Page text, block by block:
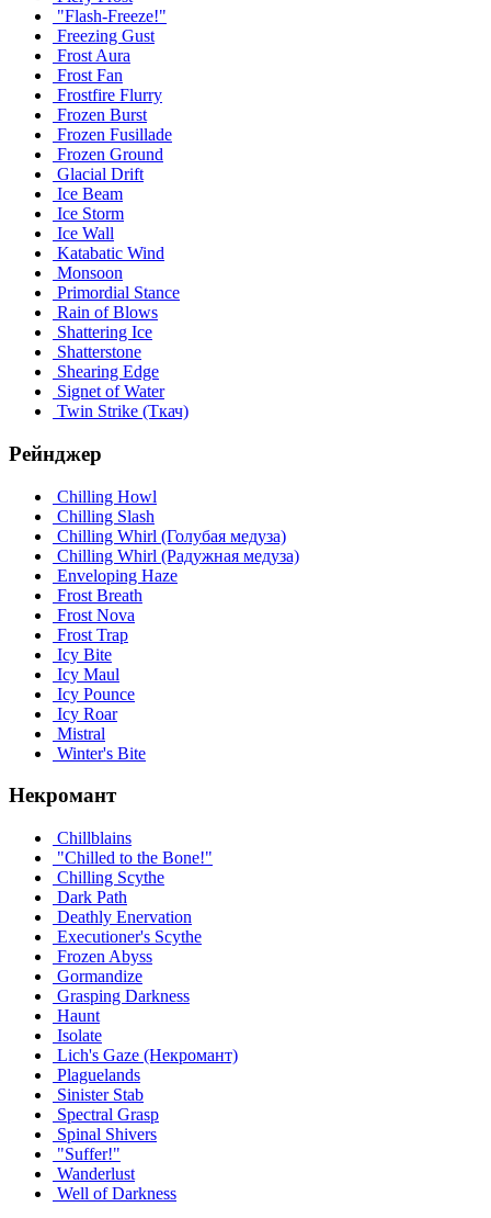
"Flash-Freeze!"
Freezing Gust
Frost Aura
Frost Fan
Frostfire Flurry
Frozen Burst
Frozen Fusillade
Frozen Ground
Glacial Drift
Ice Beam
Ice Storm
Ice Wall
Katabatic Wind
Monsoon
Primordial Stance
Rain of Blows
Shattering Ice
Shatterstone
Shearing Edge
Signet of Water
Twin Strike (Ткач)
Рейнджер
Chilling Howl
Chilling Slash
Chilling Whirl (Голубая медуза)
Chilling Whirl (Радужная медуза)
Enveloping Haze
Frost Breath
Frost Nova
Frost Trap
Icy Bite
Icy Maul
Icy Pounce
Icy Roar
Mistral
Winter's Bite
Некромант
Chillblains
"Chilled to the Bone!"
Chilling Scythe
Dark Path
Deathly Enervation
Executioner's Scythe
Frozen Abyss
Gormandize
Grasping Darkness
Haunt
Isolate
Lich's Gaze (Некромант)
Plaguelands
Sinister Stab
Spectral Grasp
Spinal Shivers
"Suffer!"
Wanderlust
Well of Darkness